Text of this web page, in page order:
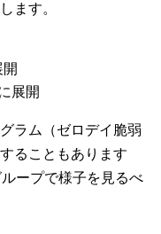
ます。
展開
ラム（ゼロデイ脆弱
ることもあります
ープで様子を見るべ